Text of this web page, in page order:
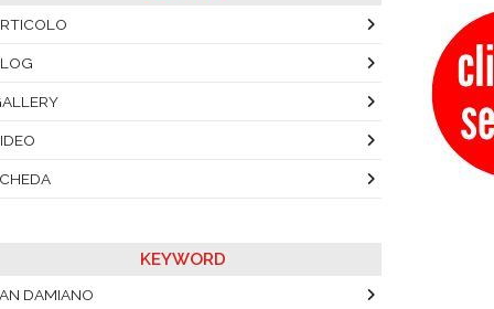
KEYWORD
DAMIANO